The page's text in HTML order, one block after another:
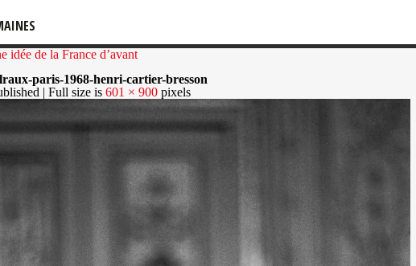
idée de la France d’avant
paris-1968-henri-cartier-bresson
| Full size is 601 × 900 pixels